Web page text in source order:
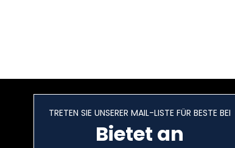
TRETEN SIE UNSERER MAIL-LISTE FÜR BESTE BEI
Bietet an